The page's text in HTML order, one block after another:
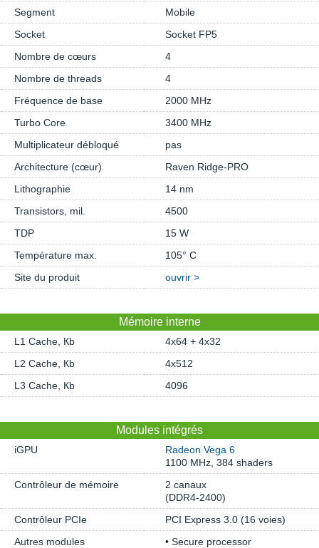
Segment
Mobile
Socket
Socket FP5
Nombre de cœurs
4
Nombre de threads
4
Fréquence de base
2000 MHz
Turbo Core
3400 MHz
Multiplicateur débloqué
pas
Architecture (cœur)
Raven Ridge-PRO
Lithographie
14 nm
Transistors, mil.
4500
TDP
15 W
Température max.
105° C
Site du produit
ouvrir >
Mémoire interne
L1 Cache, Кb
4x64 + 4x32
L2 Cache, Кb
4x512
L3 Cache, Кb
4096
Modules intégrés
iGPU
Radeon Vega 6
1100 MHz, 384 shaders
Contrôleur de mémoire
2 canaux
(DDR4-2400)
Contrôleur PCIe
PCI Express 3.0 (16 voies)
Autres modules
• Secure processor